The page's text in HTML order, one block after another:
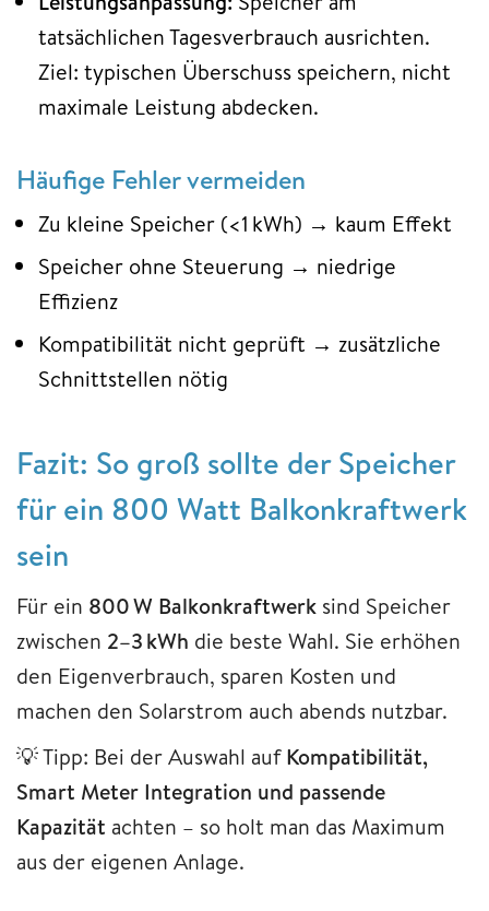
tatsächlichen Tagesverbrauch ausrichten.
Ziel: typischen Überschuss speichern, nicht
maximale Leistung abdecken.
Häufige Fehler vermeiden
Zu kleine Speicher (<1 kWh) → kaum Effekt
Speicher ohne Steuerung → niedrige
Effizienz
Kompatibilität nicht geprüft → zusätzliche
Schnittstellen nötig
Fazit: So groß sollte der Speicher
für ein 800 Watt Balkonkraftwerk
sein
Für ein 800 W Balkonkraftwerk sind Speicher
zwischen 2–3 kWh die beste Wahl. Sie erhöhen
den Eigenverbrauch, sparen Kosten und
machen den Solarstrom auch abends nutzbar.
💡 Tipp: Bei der Auswahl aufKompatibilität,
Smart Meter Integration und passende
Kapazität achten – so holt man das Maximum
aus der eigenen Anlage.